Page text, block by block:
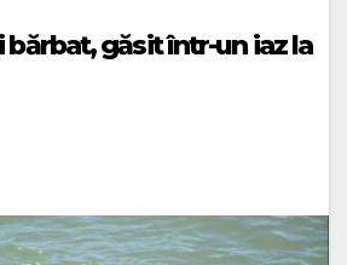
bărbat, găsit într-un iaz la